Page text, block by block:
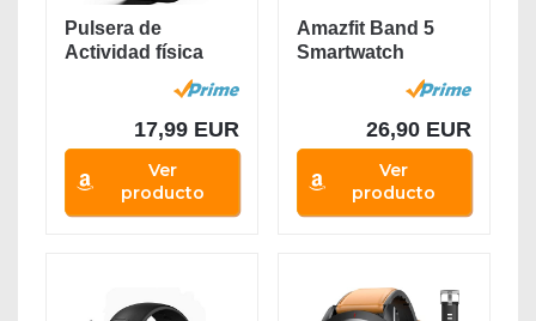
Pulsera de
Actividad física
17,99 EUR
Ver
producto
Amazfit Band 5
Smartwatch
Tracker Fitness
26,90 EUR
Ver
producto